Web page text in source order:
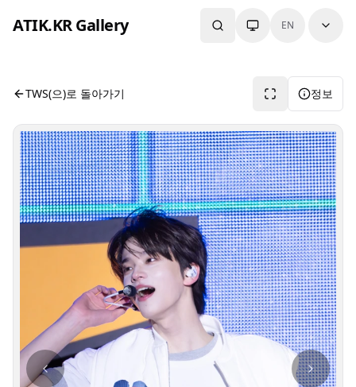
ATIK.KR Gallery EN
#SHINYU #Color in Music Festival
사진 뷰어입니다. 버튼으로 전체화면, 공유, 정보 보기를 사용
TWS(으)로 돌아가기 정보
사진 탐색 가능